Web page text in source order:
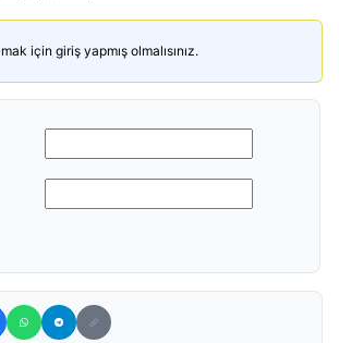
için giriş yapmış olmalısınız.